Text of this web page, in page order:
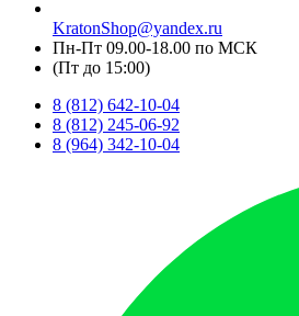
KratonShop@yandex.ru
Пн-Пт 09.00-18.00 по МСК
(Пт до 15:00)
8 (812) 642-10-04
8 (812) 245-06-92
8 (964) 342-10-04